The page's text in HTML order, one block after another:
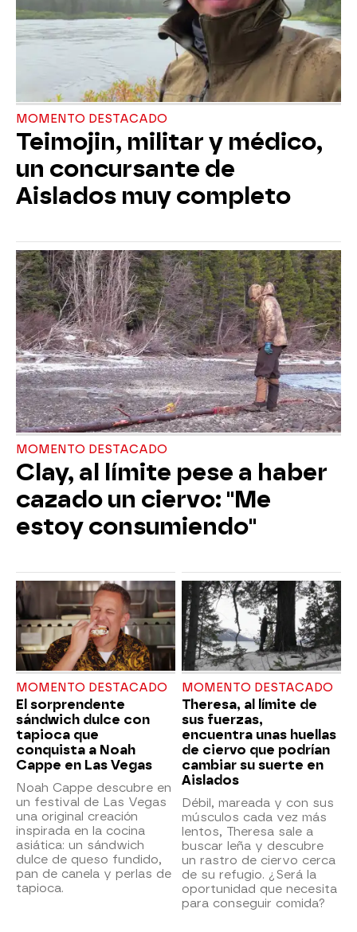
MOMENTO DESTACADO
Teimojin, militar y médico,
un concursante de
Aislados muy completo
MOMENTO DESTACADO
Clay, al límite pese a haber
cazado un ciervo: "Me
estoy consumiendo"
MOMENTO DESTACADO
El sorprendente
sándwich dulce con
tapioca que
conquista a Noah
Cappe en Las Vegas
Noah Cappe descubre en
un festival de Las Vegas
una original creación
inspirada en la cocina
asiática: un sándwich
dulce de queso fundido,
pan de canela y perlas de
tapioca.
MOMENTO DESTACADO
Theresa, al límite de
sus fuerzas,
encuentra unas huellas
de ciervo que podrían
cambiar su suerte en
Aislados
Débil, mareada y con sus
músculos cada vez más
lentos, Theresa sale a
buscar leña y descubre
un rastro de ciervo cerca
de su refugio. ¿Será la
oportunidad que necesita
para conseguir comida?